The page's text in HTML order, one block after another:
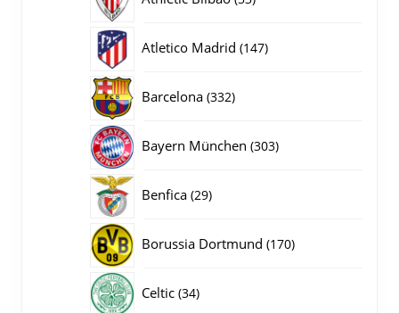
Atletico Madrid 147147
Barcelona 332332
Bayern München 303303
Benfica 2929
Borussia Dortmund 170170
Celtic 3434